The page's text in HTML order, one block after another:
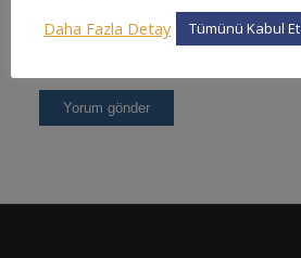
Daha Fazla Detay
Tümünü Kabul Et